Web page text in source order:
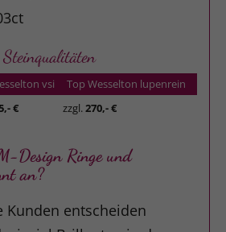
vsi
Top Wesselton lupenrein
€ zzgl.270,- €
Design Ringe und
an?
Kunden entscheiden